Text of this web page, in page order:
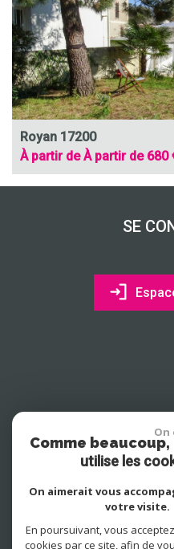
Royan 17200
À partir de À partir de 680
SE
site
© 2026 | Tous droits
On
Comme
utilise les
On aimerait vous
votre visite.
En poursuivant, vous
cookies par ce site, afin de